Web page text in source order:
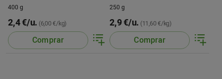
400 g
2,4 €/u. (6,00 €/kg)
Comprar
250 g
2,9 €/u. (11,60 €/kg)
Comprar